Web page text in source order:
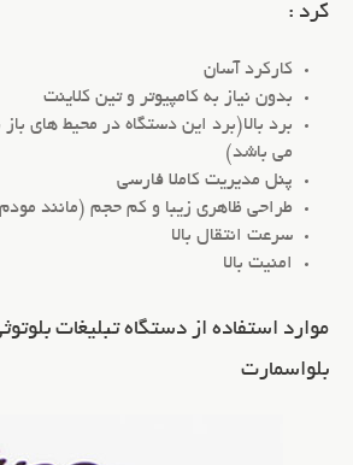
کرد :
کارکرد آسان
بدون نیاز به کامپیوتر و تین کلاینت
می باشد)
پنل مدیریت کاملا فارسی
طراحی ظاهری زیبا و کم حجم (مانند
سرعت انتقال بالا
امنیت بالا
موارد استفاده از دستگاه تبلیغات
بلواسمارت